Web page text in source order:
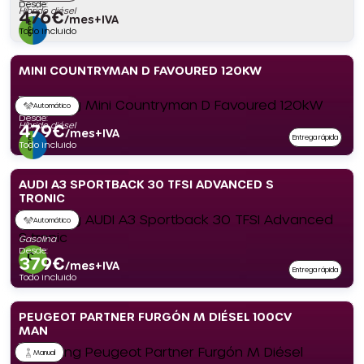
Híbrido diésel
Desde:
476€/mes+IVA
Todo incluido
MINI COUNTRYMAN D FAVOURED 120KW
Automático
Híbrido diésel
Desde:
479€/mes+IVA
Todo incluido
Entrega rápida
AUDI A3 SPORTBACK 30 TFSI ADVANCED S
TRONIC
Automático
Gasolina
Desde:
379€/mes+IVA
Todo incluido
Entrega rápida
PEUGEOT PARTNER FURGÓN M DIÉSEL 100CV
MAN
Manual